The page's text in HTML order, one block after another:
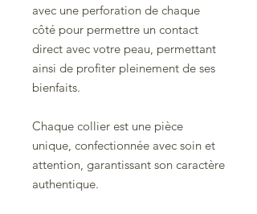
avec une perforation de chaque
côté pour permettre un contact
direct avec votre peau, permettant
ainsi de profiter pleinement de ses
bienfaits.
Chaque collier est une pièce
unique, confectionnée avec soin et
attention, garantissant son caractère
authentique.